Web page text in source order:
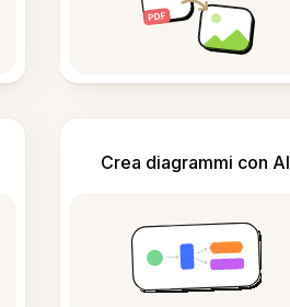
Crea diagrammi con AI